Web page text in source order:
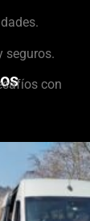
seguros.
con